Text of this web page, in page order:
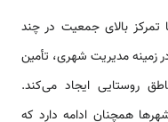
بالای جمعیت در چند
زمینه مدیریت شهری، تأمین
روستایی ایجاد می‌کند.
همچنان ادامه دارد که